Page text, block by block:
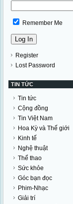
Remember Me
Register
Lost Password
TIN TỨC
Tin tức
Cộng đồng
Tin Việt Nam
Hoa Kỳ và Thế giới
Kinh tế
Nghệ thuật
Thể thao
Sức khỏe
Góc bạn đọc
Phim-Nhạc
Giải trí